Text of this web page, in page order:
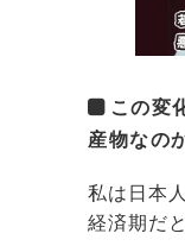
この変
産物なの
私は日本
経済期だ